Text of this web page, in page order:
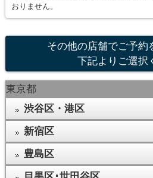
おりません。
その他の店舗でご予約
下記よりご選択
東京都
渋谷区・港区
新宿区
豊島区